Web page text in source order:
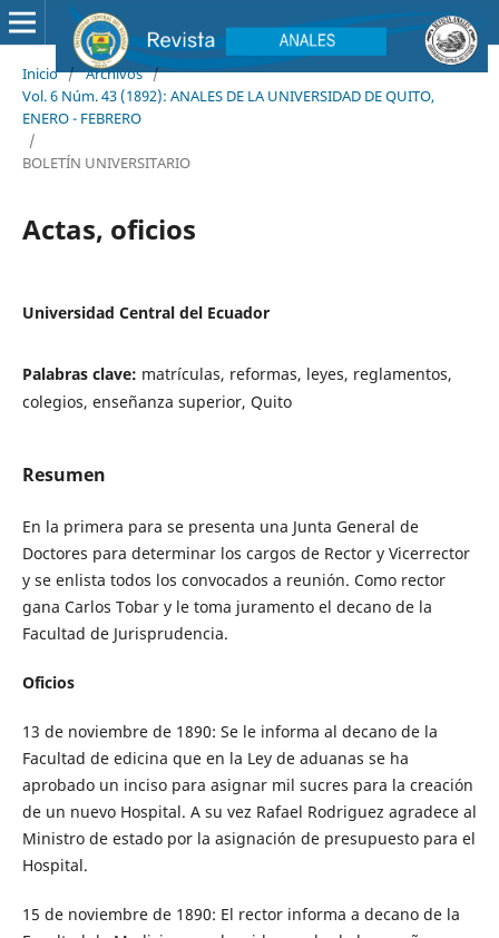
Inicio / Archivos /
Vol. 6 Núm. 43 (1892): ANALES DE LA UNIVERSIDAD DE QUITO,
ENERO - FEBRERO
/
BOLETÍN UNIVERSITARIO
Actas, oficios
Universidad Central del Ecuador
Palabras clave: matrículas, reformas, leyes, reglamentos,
colegios, enseñanza superior, Quito
Resumen
En la primera para se presenta una Junta General de
Doctores para determinar los cargos de Rector y Vicerrector
y se enlista todos los convocados a reunión. Como rector
gana Carlos Tobar y le toma juramento el decano de la
Facultad de Jurisprudencia.
Oficios
13 de noviembre de 1890: Se le informa al decano de la
Facultad de edicina que en la Ley de aduanas se ha
aprobado un inciso para asignar mil sucres para la creación
de un nuevo Hospital. A su vez Rafael Rodriguez agradece al
Ministro de estado por la asignación de presupuesto para el
Hospital.
15 de noviembre de 1890: El rector informa a decano de la